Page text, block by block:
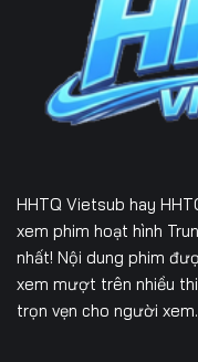
HHTQ Vietsub hay
xem phim hoạt hình
nhất! Nội dung phim
xem mượt trên nhiều
trọn vẹn cho người xem.